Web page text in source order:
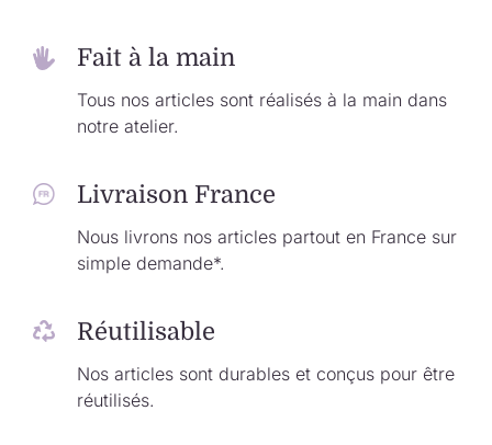
Fait à la main
Tous nos articles sont réalisés à la main dans
notre atelier.
Livraison France
Nous livrons nos articles partout en France sur
simple demande*.
Réutilisable
Nos articles sont durables et conçus pour être
réutilisés.